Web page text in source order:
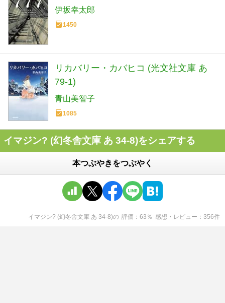
伊坂幸太郎
1450
リカバリー・カバヒコ (光文社文庫 あ
79-1)
青山美智子
1085
イマジン? (幻冬舎文庫 あ 34-8)をシェアする
本つぶやきをつぶやく
イマジン? (幻冬舎文庫 あ 34-8)の 評価 63 ％ 感想・レビュー 356件